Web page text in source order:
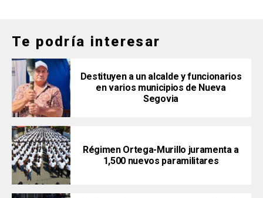
Te podría interesar
Destituyen a un alcalde y funcionarios
en varios municipios de Nueva
Segovia
Régimen Ortega-Murillo juramenta a
1,500 nuevos paramilitares